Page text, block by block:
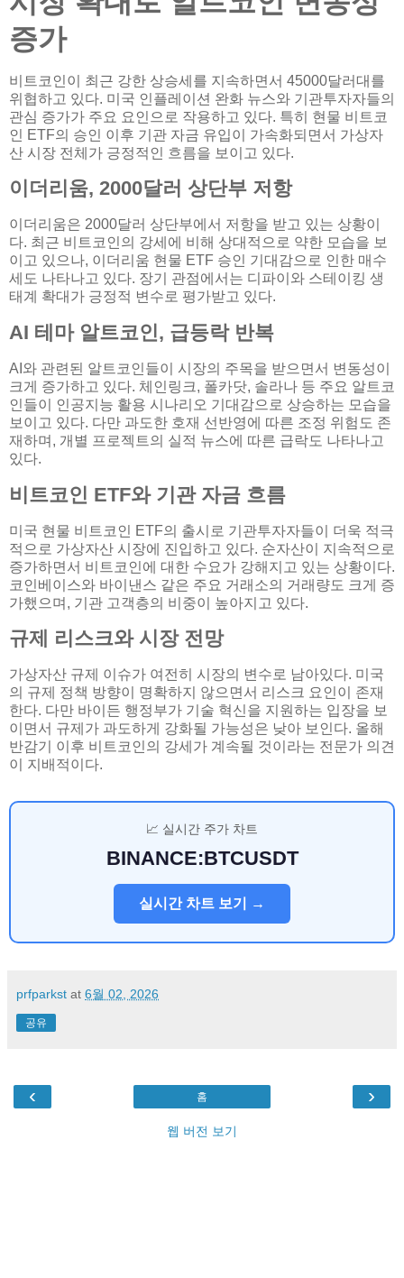
증가
비트코인이 최근 강한 상승세를 지속하면서 45000달러대를
위협하고 있다. 미국 인플레이션 완화 뉴스와 기관투자자들의
관심 증가가 주요 요인으로 작용하고 있다. 특히 현물 비트코
인 ETF의 승인 이후 기관 자금 유입이 가속화되면서 가상자
산 시장 전체가 긍정적인 흐름을 보이고 있다.
이더리움, 2000달러 상단부 저항
이더리움은 2000달러 상단부에서 저항을 받고 있는 상황이
다. 최근 비트코인의 강세에 비해 상대적으로 약한 모습을 보
이고 있으나, 이더리움 현물 ETF 승인 기대감으로 인한 매수
세도 나타나고 있다. 장기 관점에서는 디파이와 스테이킹 생
태계 확대가 긍정적 변수로 평가받고 있다.
AI 테마 알트코인, 급등락 반복
AI와 관련된 알트코인들이 시장의 주목을 받으면서 변동성이
크게 증가하고 있다. 체인링크, 폴카닷, 솔라나 등 주요 알트코
인들이 인공지능 활용 시나리오 기대감으로 상승하는 모습을
보이고 있다. 다만 과도한 호재 선반영에 따른 조정 위험도 존
재하며, 개별 프로젝트의 실적 뉴스에 따른 급락도 나타나고
있다.
비트코인 ETF와 기관 자금 흐름
미국 현물 비트코인 ETF의 출시로 기관투자자들이 더욱 적극
적으로 가상자산 시장에 진입하고 있다. 순자산이 지속적으로
증가하면서 비트코인에 대한 수요가 강해지고 있는 상황이다.
코인베이스와 바이낸스 같은 주요 거래소의 거래량도 크게 증
가했으며, 기관 고객층의 비중이 높아지고 있다.
규제 리스크와 시장 전망
가상자산 규제 이슈가 여전히 시장의 변수로 남아있다. 미국
의 규제 정책 방향이 명확하지 않으면서 리스크 요인이 존재
한다. 다만 바이든 행정부가 기술 혁신을 지원하는 입장을 보
이면서 규제가 과도하게 강화될 가능성은 낮아 보인다. 올해
반감기 이후 비트코인의 강세가 계속될 것이라는 전문가 의견
이 지배적이다.
📈 실시간 주가 차트
BINANCE:BTCUSDT
실시간 차트 보기 →
prfparkst at 6월 02, 2026
공유
‹ ›
홈
웹 버전 보기